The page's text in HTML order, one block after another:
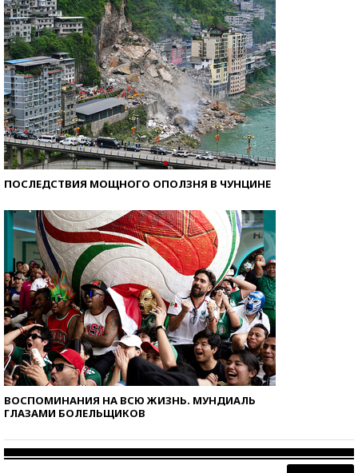
ПОСЛЕДСТВИЯ МОЩНОГО ОПОЛЗНЯ В ЧУНЦИНЕ
ВОСПОМИНАНИЯ НА ВСЮ ЖИЗНЬ. МУНДИАЛЬ
ГЛАЗАМИ БОЛЕЛЬЩИКОВ